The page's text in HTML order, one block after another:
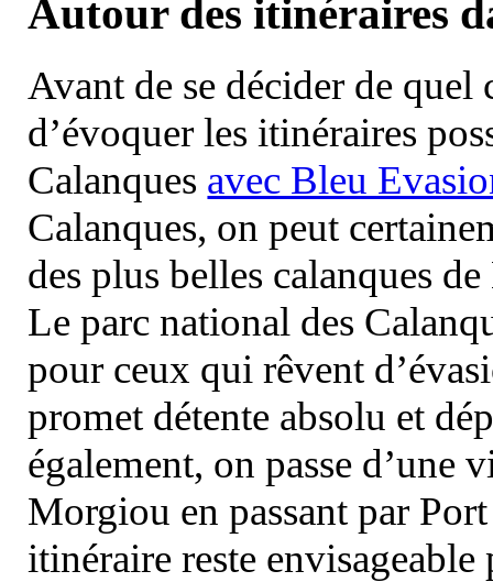
Autour des itinéraires
Avant de se décider de
d’évoquer les itinéraires
Calanques avec Bleu
Calanques, on peut
des plus belles calanques
Le parc national des
pour ceux qui rêvent
promet détente absolu et
également, on passe d’une
Morgiou en passant par
itinéraire reste